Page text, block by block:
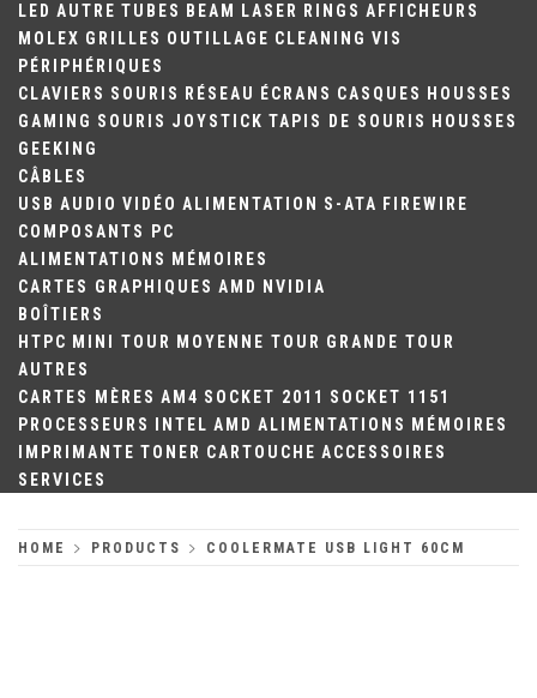
LED AUTRE TUBES BEAM LASER RINGS AFFICHEURS
MOLEX GRILLES OUTILLAGE CLEANING VIS
PÉRIPHÉRIQUES
CLAVIERS SOURIS RÉSEAU ÉCRANS CASQUES
HOUSSES
GAMING SOURIS JOYSTICK TAPIS DE SOURIS
HOUSSES
GEEKING
CÂBLES
USB AUDIO VIDÉO ALIMENTATION S-ATA FIREWIRE
COMPOSANTS PC
ALIMENTATIONS
MÉMOIRES
CARTES GRAPHIQUES AMD
NVIDIA
BOÎTIERS
HTPC MINI TOUR MOYENNE TOUR GRANDE TOUR
AUTRES
CARTES MÈRES AM4 SOCKET 2011
SOCKET 1151
PROCESSEURS
INTEL AMD ALIMENTATIONS
MÉMOIRES
IMPRIMANTE TONER CARTOUCHE ACCESSOIRES
SERVICES
HOME PRODUCTS COOLERMATE USB LIGHT 60CM